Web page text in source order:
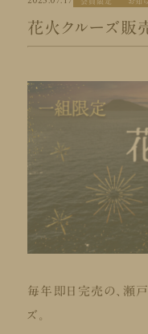
花火クルーズ販
毎年即日完売の、瀬戸
ズ。